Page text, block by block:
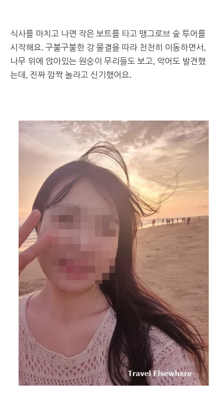
식사를 마치고 나면 작은 보트를 타고 맹그로브 숲 투어를
시작해요. 구불구불한 강 물결을 따라 천천히 이동하면서,
나무 위에 앉아있는 원숭이 무리들도 보고, 악어도 발견했
는데, 진짜 깜짝 놀라고 신기했어요.